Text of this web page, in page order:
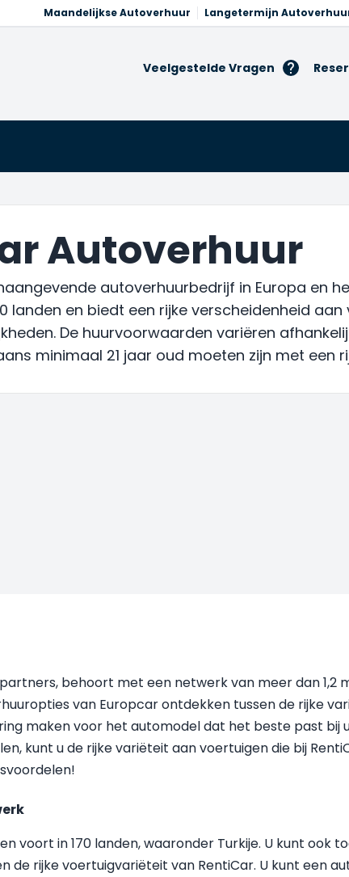
Maandelijkse Autoverhuur Langetermijn
Veelgestelde Vragen
Autoverhuur
autoverhuurbedrijf in Europa en
landen en biedt een rijke verscheidenheid
De huurvoorwaarden variëren
minimaal 21 jaar oud moeten zijn met een
behoort met een netwerk van meer dan 1,2
van Europcar ontdekken tussen de rijke
maken voor het automodel dat het beste past
kunt u de rijke variëteit aan voertuigen die bij
voort in 170 landen, waaronder Turkije. U kunt ook
de rijke voertuigvariëteit van RentiCar. U kunt een